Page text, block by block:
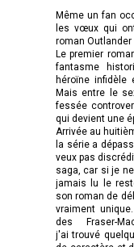
Même un fan
les vœux qui
roman Outlander
Le premier
fantasme
héroïne infidèle
Mais entre le
fessée
qui devient une
Arrivée au
la série a
veux pas
saga, car si je
jamais lu le
son roman de
vraiment
des Fraser-
j'ai trouvé